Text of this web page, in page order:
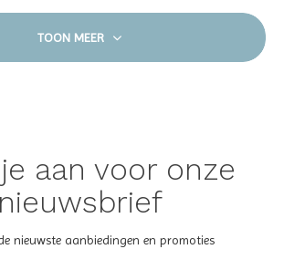
TOON MEER
aan voor onze
nieuwsbrief
nieuwste aanbiedingen en promoties